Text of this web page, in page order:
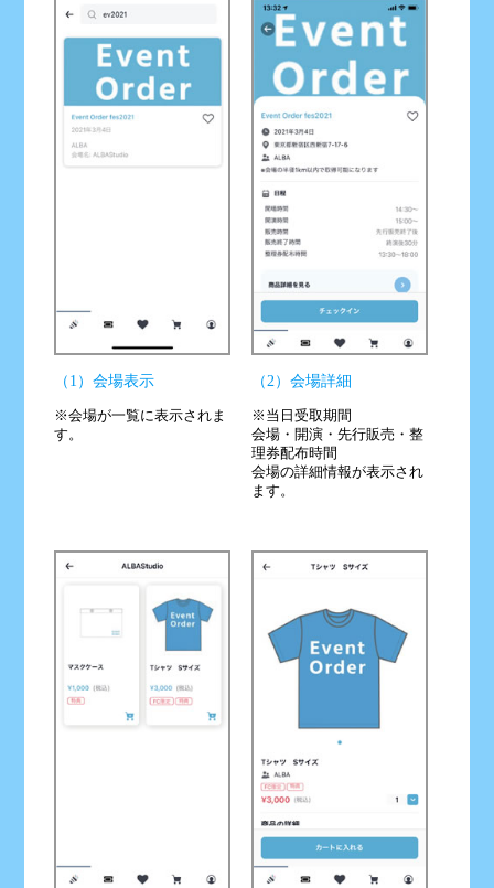
（1）会場表示
※会場が一覧に表示されま
す。
（2）会場詳細
※当日受取期間
会場・開演・先行販売・整
理券配布時間
会場の詳細情報が表示され
ます。